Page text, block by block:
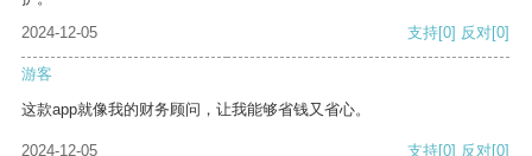
2024-12-05
支持[0] 反对[0]
游客
这款app就像我的财务顾问，让我能够省钱又省心。
2024-12-05 支持[0] 反对[0]